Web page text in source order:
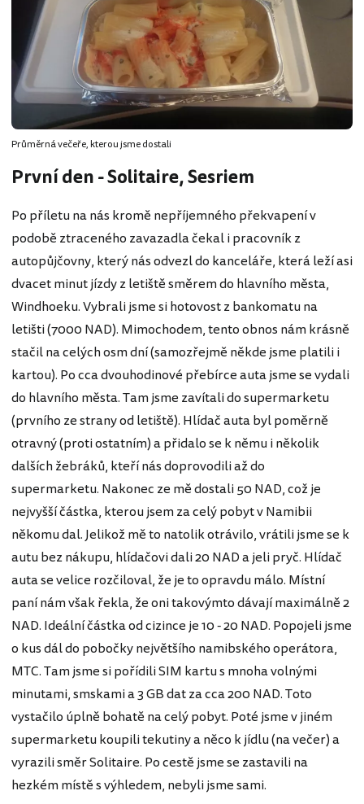
Průměrná večeře, kterou jsme dostali
První den - Solitaire, Sesriem
Po příletu na nás kromě nepříjemného překvapení v
podobě ztraceného zavazadla čekal i pracovník z
autopůjčovny, který nás odvezl do kanceláře, která leží asi
dvacet minut jízdy z letiště směrem do hlavního města,
Windhoeku. Vybrali jsme si hotovost z bankomatu na
letišti (7000 NAD). Mimochodem, tento obnos nám krásně
stačil na celých osm dní (samozřejmě někde jsme platili i
kartou). Po cca dvouhodinové přebírce auta jsme se vydali
do hlavního města. Tam jsme zavítali do supermarketu
(prvního ze strany od letiště). Hlídač auta byl poměrně
otravný (proti ostatním) a přidalo se k němu i několik
dalších žebráků, kteří nás doprovodili až do
supermarketu. Nakonec ze mě dostali 50 NAD, což je
nejvyšší částka, kterou jsem za celý pobyt v Namibii
někomu dal. Jelikož mě to natolik otrávilo, vrátili jsme se k
autu bez nákupu, hlídačovi dali 20 NAD a jeli pryč. Hlídač
auta se velice rozčiloval, že je to opravdu málo. Místní
paní nám však řekla, že oni takovýmto dávají maximálně 2
NAD. Ideální částka od cizince je 10 - 20 NAD. Popojeli jsme
o kus dál do pobočky největšího namibského operátora,
MTC. Tam jsme si pořídili SIM kartu s mnoha volnými
minutami, smskami a 3 GB dat za cca 200 NAD. Toto
vystačilo úplně bohatě na celý pobyt. Poté jsme v jiném
supermarketu koupili tekutiny a něco k jídlu (na večer) a
vyrazili směr Solitaire. Po cestě jsme se zastavili na
hezkém místě s výhledem, nebyli jsme sami.